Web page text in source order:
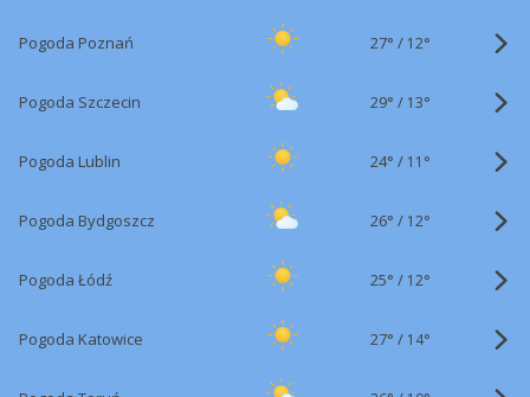
Pogoda Poznań 27° / 12°
Pogoda Szczecin 29° / 13°
Pogoda Lublin 24° / 11°
Pogoda Bydgoszcz 26° / 12°
Pogoda Łódź 25° / 12°
Pogoda Katowice 27° / 14°